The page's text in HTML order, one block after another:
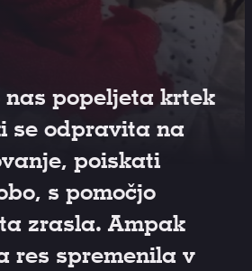
popeljeta krtek
se odpravita na
poiskati
s pomočjo
zrasla. Ampak
res spremenila v